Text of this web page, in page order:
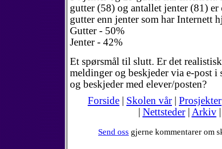
gutter (58) og antallet jenter (81) er
gutter enn jenter som har Internett
Gutter - 50%
Jenter - 42%
Et spørsmål til slutt. Er det
meldinger og beskjeder via e-post
og beskjeder med elever/posten?
Forside
Skolen vår Prosjekter
Nettsteder| Arkiv
Send oss gjerne kommentarer om